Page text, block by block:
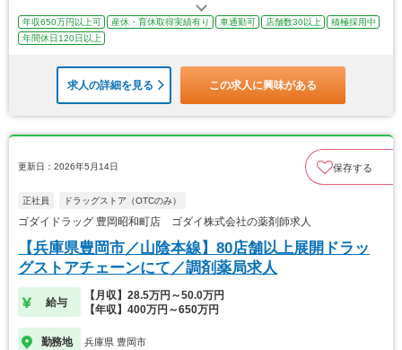
年収650万円以上可 産休・育休取得実績有り 車通勤可 店舗数30以上
積極採用中
年間休日120日以上
求人の詳細を見る この求人に興味がある
更新日：2026年5月14日 保存する
正社員 ドラッグストア（OTCのみ）
ゴダイドラッグ 豊岡昭和町店 ゴダイ株式会社の薬剤師求人
【兵庫県豊岡市／山陰本線】80店舗以上展開ドラッ
グストアチェーンにて／調剤薬局求人
給与
【月収】28.5万円～50.0万円
【年収】400万円～650万円
勤務地 兵庫県 豊岡市